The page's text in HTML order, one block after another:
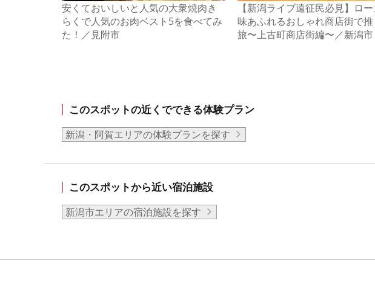
安くておいしいと人気の大衆焼肉き
らくで人気のお肉ベスト5を食べてみ
た！／見附市
【新潟ライブ遠征民必見】ロ
味あふれるおしゃれ商店街で推
旅〜上古町商店街編〜／新潟市
このスポットの近くでできる体験プラン
新潟・阿賀エリアの体験プランを探す
このスポットから近い宿泊施設
新潟市エリアの宿泊施設を探す